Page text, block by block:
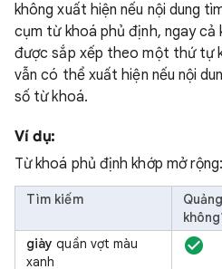
không xuất hiện nếu nội dung
cụm từ khoá phủ định, ngay
được sắp xếp theo một thứ tự
vẫn có thể xuất hiện nếu nội
số từ khoá.
Ví dụ:
Từ khoá phủ định khớp mở rộng:
Tìm kiếm
giày quần vợt màu
xanh